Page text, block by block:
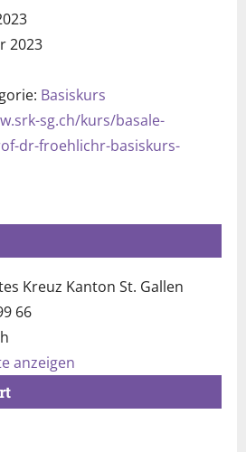
2023
Basiskurs
sg.ch/kurs/basale-
dr-froehlichr-basiskurs-
Kreuz Kanton St. Gallen
66
anzeigen